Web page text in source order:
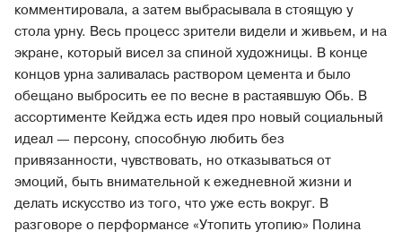
комментировала, а затем выбрасывала в стоящую у
стола урну. Весь процесс зрители видели и живьем, и на
экране, который висел за спиной художницы. В конце
концов урна заливалась раствором цемента и было
обещано выбросить ее по весне в растаявшую Обь. В
ассортименте Кейджа есть идея про новый социальный
идеал — персону, способную любить без
привязанности, чувствовать, но отказываться от
эмоций, быть внимательной к ежедневной жизни и
делать искусство из того, что уже есть вокруг. В
разговоре о перформансе «Утопить утопию» Полина